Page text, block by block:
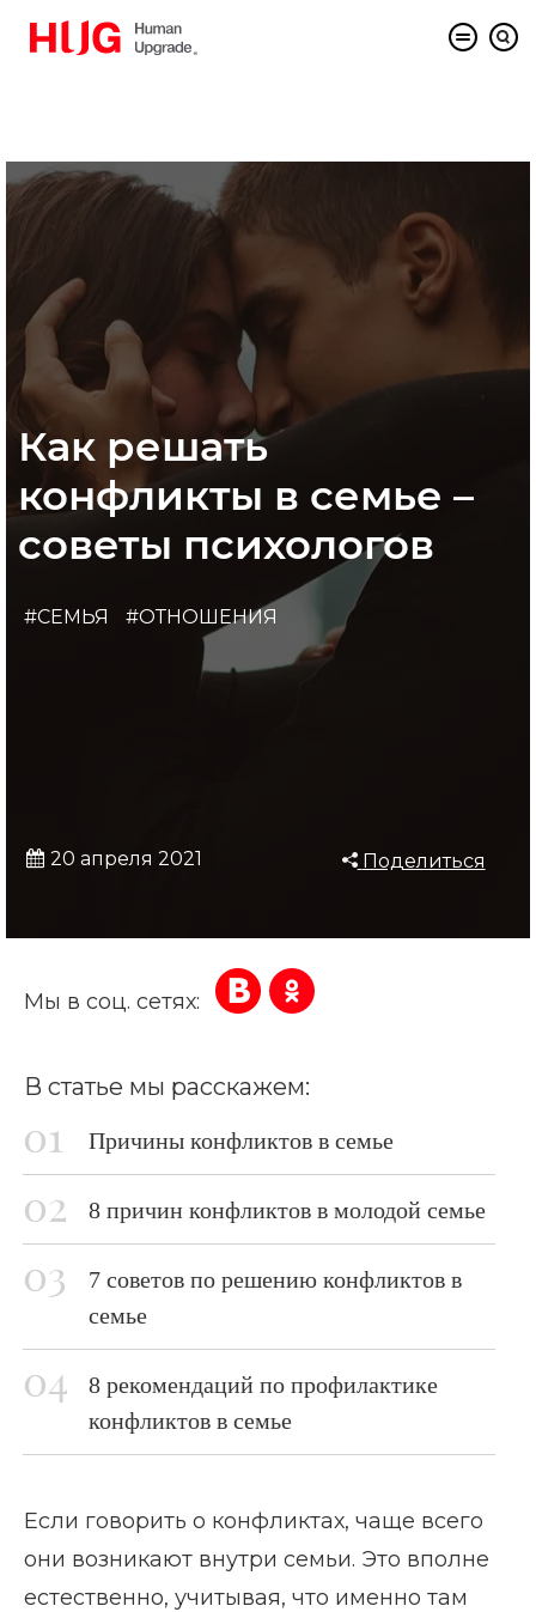
Как решать
конфликты в семье –
советы психологов
#СЕМЬЯ #ОТНОШЕНИЯ
20 апреля 2021 Поделиться
Мы в соц. сетях:
В статье мы расскажем:
Причины конфликтов в семье
8 причин конфликтов в молодой семье
7 советов по решению конфликтов в
семье
8 рекомендаций по профилактике
конфликтов в семье
Если говорить о конфликтах, чаще всего
они возникают внутри семьи. Это вполне
естественно, учитывая, что именно там